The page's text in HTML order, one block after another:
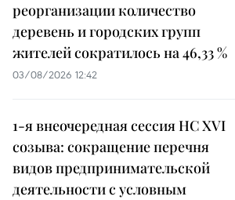
реорганизации количество
деревень и городских групп
жителей сократилось на 46,33 %
03/08/2026 12:42
1-я внеочередная сессия НС XVI
созыва: сокращение перечня
видов предпринимательской
деятельности с условным